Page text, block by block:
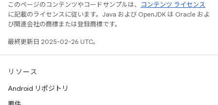
このページのコンテンツやコードサンプルは、
コンテンツ ライセンス
に記載のライセンスに従います。Java および OpenJDK は Oracle およ
び関連会社の商標または登録商標です。
最終更新日 2025-02-26 UTC。
リソース
Android リポジトリ